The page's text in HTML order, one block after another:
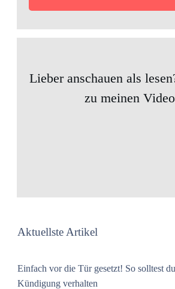
Lieber anschauen als
zu meinen
Aktuellste Artikel
Einfach vor die Tür gesetzt! So solltest
Kündigung verhalten